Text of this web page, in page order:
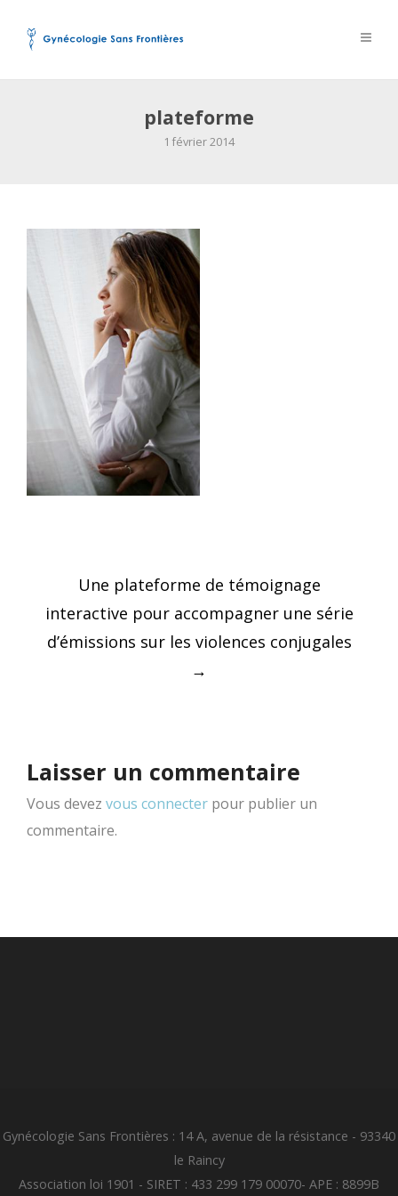
plateforme
1 février 2014
Post
navigation
Une plateforme de témoignage
interactive pour accompagner une série
d’émissions sur les violences conjugales
→
Laisser un commentaire
Vous devez vous connecter pour publier un
commentaire.
Gynécologie Sans Frontières : 14 A, avenue de la résistance - 93340
le Raincy
Association loi 1901 - SIRET : 433 299 179 00070- APE : 8899B